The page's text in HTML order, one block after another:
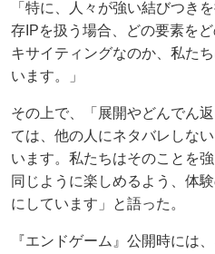
「特に、人々が強い結びつき
存IPを扱う場合、どの要素を
キサイティングなのか、私た
います。」
その上で、「展開やどんでん
ては、他の人にネタバレしな
います。私たちはそのことを
同じように楽しめるよう、体
にしています」と語った。
『エンドゲーム』公開時には